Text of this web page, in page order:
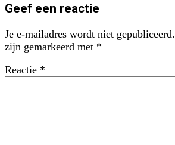
Geef een reactie
Je e-mailadres wordt niet gepubliceerd.
zijn gemarkeerd met *
Reactie *